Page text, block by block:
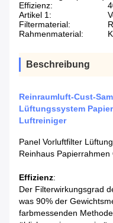
Effizienz:
Artikel 1:
Filtermaterial:
Rahmenmaterial:
Beschreibung
Reinraumluft-Cust-
Lüftungssystem
Luftreiniger
Panel Vorluftfilter
Reinhaus
Effizienz:
Der Filterwirkungsgrad
was 90% der
farbmessenden